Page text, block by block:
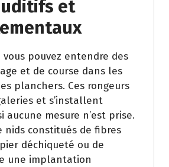
et
pouvez entendre des
et de course dans les
planchers. Ces rongeurs
et s’installent
aucune mesure n’est prise.
nids constitués de fibres
déchiqueté ou de
une implantation